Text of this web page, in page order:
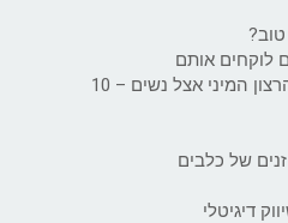
לוקחים אותם
מה אוכלים כדי להגביר את הרצון המיני אצל נשים – 10
של כלבים
דיגיטלי